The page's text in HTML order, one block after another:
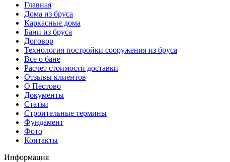
Главная
Дома из бруса
Каркасные дома
Бани из бруса
Договор
Технология постройки сооружения из бруса
Все о бане
Расчет стоимости доставки
Отзывы клиентов
О Пестово
Документы
Статьи
Строительные термины
Фундамент
Фото
Контакты
Информация